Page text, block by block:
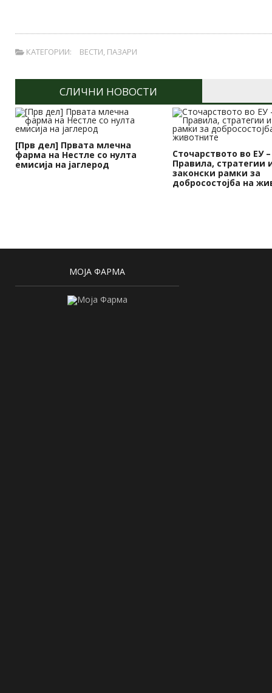
КАТЕГОРИИ: ВЕСТИ, ПАЗАРИ
СЛИЧНИ НОВОСТИ
[Прв дел] Првата млечна
фарма на Нестле со нулта
емисија на јаглерод
Сточарството во ЕУ –
Правила, стратегии
законски рамки за
добросостојба на
МОЈА ФАРМА